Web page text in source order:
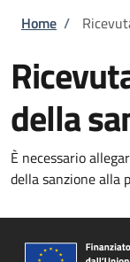
Briciole
Home /
della
È necessario
della sanzione alla